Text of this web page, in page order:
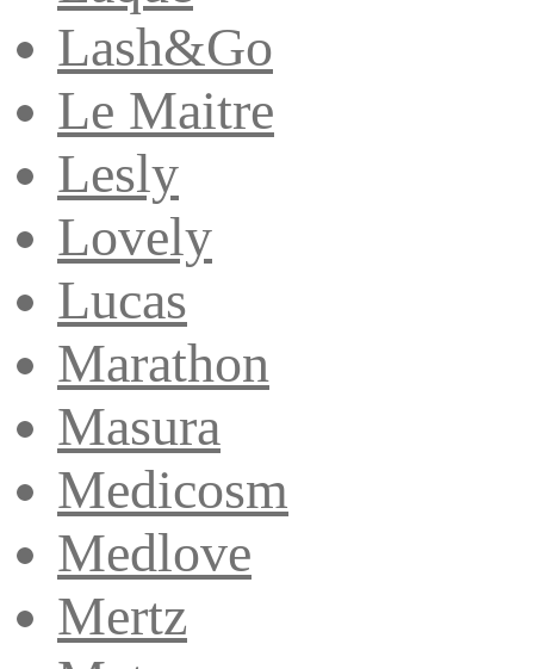
Lash&Go
Le Maitre
Lesly
Lovely
Lucas
Marathon
Masura
Medicosm
Medlove
Mertz